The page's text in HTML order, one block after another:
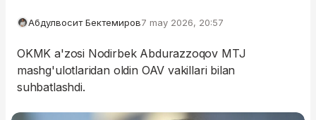
Абдулвосит Бектемиров7 may 2026, 20:57
OKMK a'zosi Nodirbek Abdurazzoqov MTJ
mashg'ulotlaridan oldin OAV vakillari bilan
suhbatlashdi.